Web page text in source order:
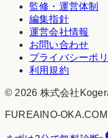
監修・運営体制
編集指針
運営会社情報
お問い合わせ
プライバシーポ
利用規約
© 2026 株式会社
FUREAINO-OKA.COM